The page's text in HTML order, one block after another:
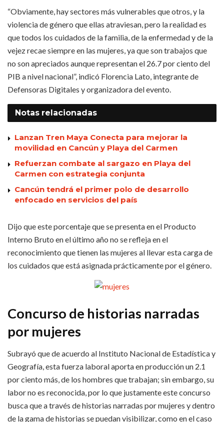
“Obviamente, hay sectores más vulnerables que otros, y la
violencia de género que ellas atraviesan, pero la realidad es
que todos los cuidados de la familia, de la enfermedad y de la
vejez recae siempre en las mujeres, ya que son trabajos que
no son apreciados aunque representan el 26.7 por ciento del
PIB a nivel nacional”, indicó Florencia Lato, integrante de
Defensoras Digitales y organizadora del evento.
Notas relacionadas
Lanzan Tren Maya Conecta para mejorar la
movilidad en Cancún y Playa del Carmen
Refuerzan combate al sargazo en Playa del
Carmen con estrategia conjunta
Cancún tendrá el primer polo de desarrollo
enfocado en servicios del país
Dijo que este porcentaje que se presenta en el Producto
Interno Bruto en el último año no se refleja en el
reconocimiento que tienen las mujeres al llevar esta carga de
los cuidados que está asignada prácticamente por el género.
Concurso de historias narradas
por mujeres
Subrayó que de acuerdo al Instituto Nacional de Estadística y
Geografía, esta fuerza laboral aporta en producción un 2.1
por ciento más, de los hombres que trabajan; sin embargo, su
labor no es reconocida, por lo que justamente este concurso
busca que a través de historias narradas por mujeres y dentro
de la gama de historias se puedan visibilizar, como en el caso